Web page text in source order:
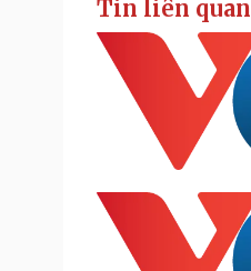
Tin liên quan